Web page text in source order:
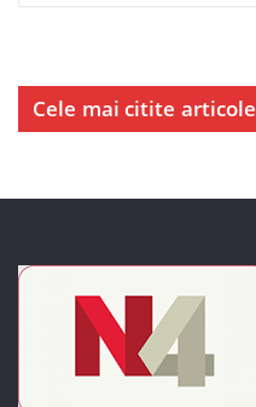
Cele mai citite articole